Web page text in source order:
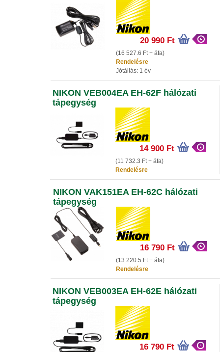
20 990 Ft
(16 527.6 Ft + áfa)
Rendelésre
Jótállás: 1 év
NIKON VEB004EA EH-62F hálózati
tápegység
14 900 Ft
(11 732.3 Ft + áfa)
Rendelésre
NIKON VAK151EA EH-62C hálózati
tápegység
16 790 Ft
(13 220.5 Ft + áfa)
Rendelésre
NIKON VEB003EA EH-62E hálózati
tápegység
16 790 Ft